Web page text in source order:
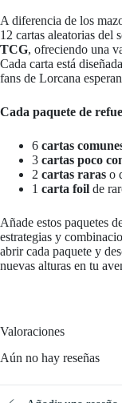
A diferencia de los
12 cartas aleatorias del
TCG, ofreciendo una
Cada carta está
fans de Lorcana
Cada paquete de
6 cartas
3 cartas poco
2 cartas raras o
1 carta foil de
Añade estos paquetes
estrategias y
abrir cada paquete y
nuevas alturas en tu
Valoraciones
Aún no hay reseñas